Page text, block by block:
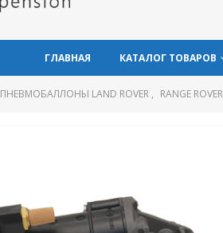
ГЛАВНАЯ КАТАЛОГ ТОВАРОВ
ПНЕВМОБАЛЛОНЫ LAND ROVER , RANGE